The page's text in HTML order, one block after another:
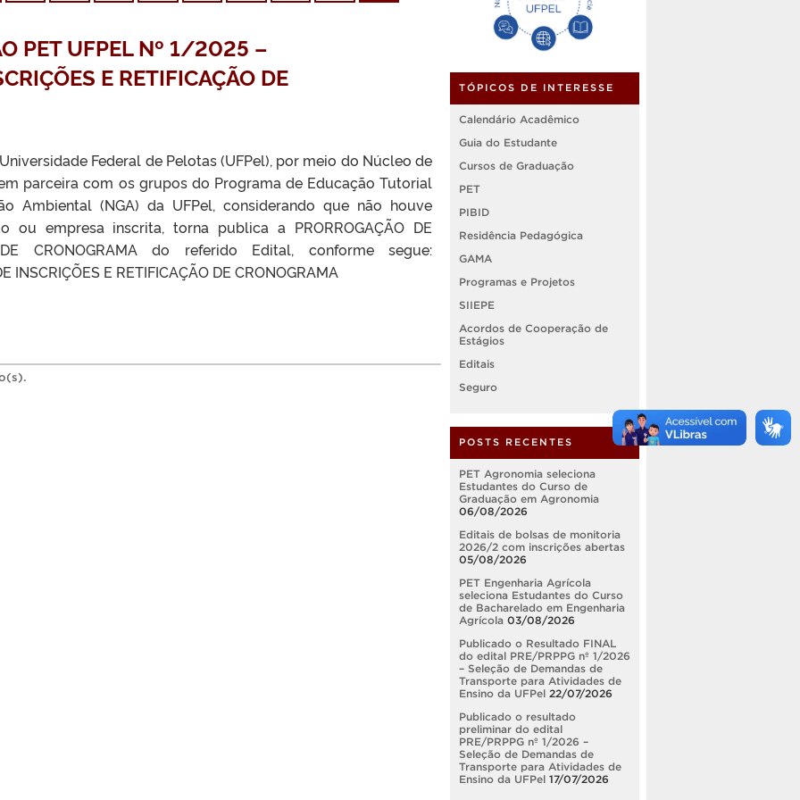
PET UFPEL Nº 1/2025 –
E RETIFICAÇÃO DE
Federal de Pelotas (UFPel), por meio do Núcleo de
parceira com os grupos do Programa de Educação Tutorial
Ambiental (NGA) da UFPel, considerando que não houve
ou empresa inscrita, torna publica a PRORROGAÇÃO DE
DE CRONOGRAMA do referido Edital, conforme segue:
INSCRIÇÕES E RETIFICAÇÃO DE CRONOGRAMA
TÓPICOS DE INTERESSE
Calendário Acadêmico
Guia do Estudante
Cursos de Graduação
PET
PIBID
Residência Pedagógica
GAMA
Programas e Projetos
SIIEPE
Acordos de Cooperação de
Estágios
Editais
Seguro
POSTS RECENTES
PET Agronomia seleciona
Estudantes do Curso de
Graduação em Agronomia
06/08/2026
Editais de bolsas de monitoria
2026/2 com inscrições abertas
05/08/2026
PET Engenharia Agrícola
seleciona Estudantes do Curso
de Bacharelado em Engenharia
Agrícola 03/08/2026
Publicado o Resultado FINAL
do edital PRE/PRPPG nº 1/2026
– Seleção de Demandas de
Transporte para Atividades de
Ensino da UFPel 22/07/2026
Publicado o resultado
preliminar do edital
PRE/PRPPG nº 1/2026 –
Seleção de Demandas de
Transporte para Atividades de
Ensino da UFPel 17/07/2026